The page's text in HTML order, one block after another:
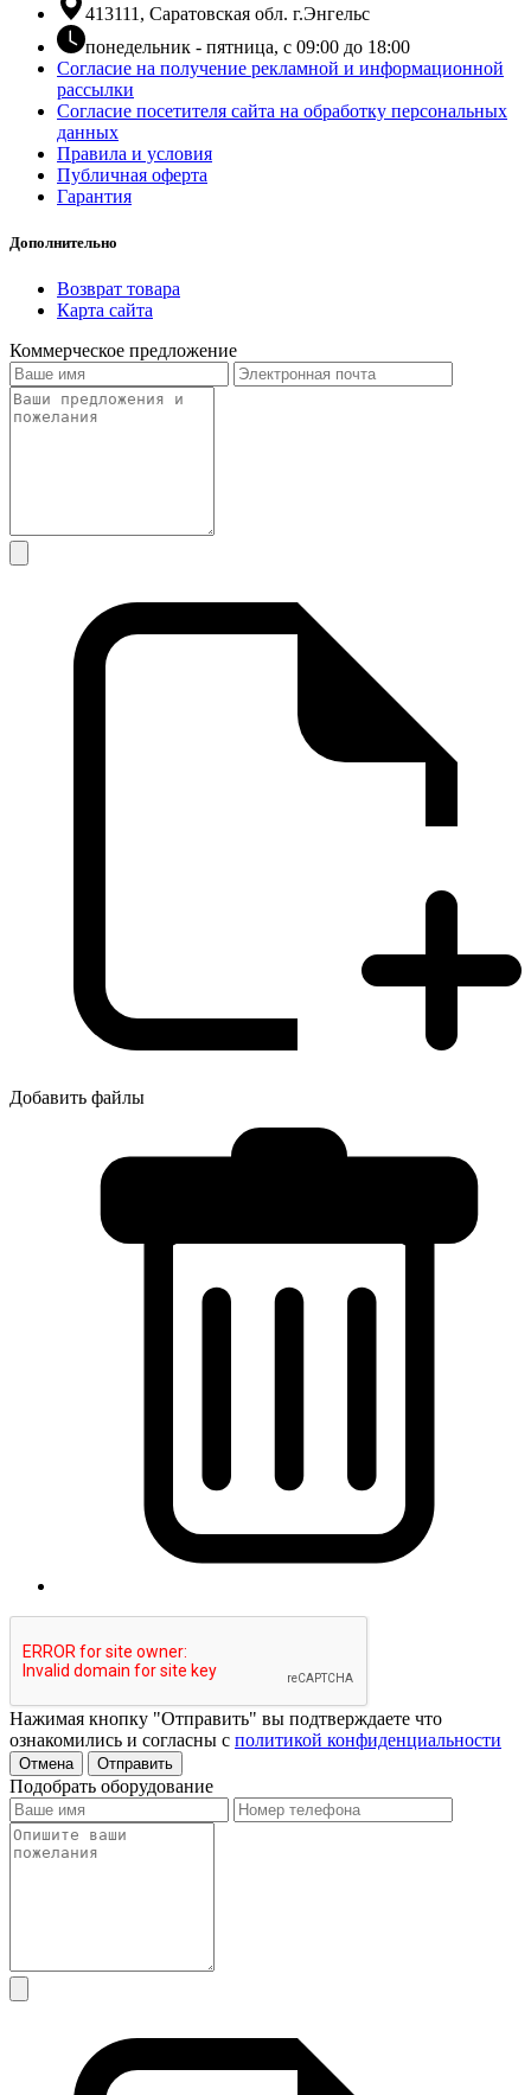
413111, Саратовская обл. г.Энгельс
понедельник - пятница, с 09:00 до 18:00
Согласие на получение рекламной и информационной
рассылки
Согласие посетителя сайта на обработку персональных
данных
Правила и условия
Публичная оферта
Гарантия
Дополнительно
Возврат товара
Карта сайта
Коммерческое предложение
Добавить файлы
Нажимая кнопку "Отправить" вы подтверждаете что
ознакомились и согласны с политикой конфиденциальности
Отмена Отправить
Подобрать оборудование